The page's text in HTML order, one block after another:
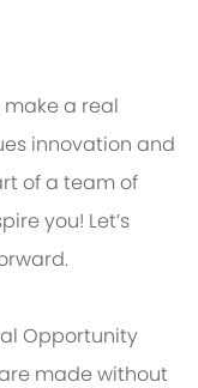
a real
innovation and
of a team of
you! Let’s
Opportunity
made without